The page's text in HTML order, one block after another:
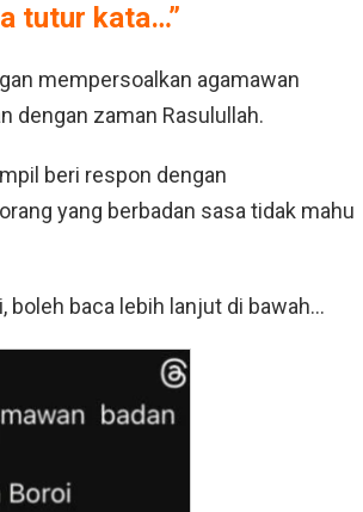
tutur kata…”
mempersoalkan agamawan
dengan zaman Rasulullah.
beri respon dengan
yang berbadan sasa tidak mahu
boleh baca lebih lanjut di bawah…